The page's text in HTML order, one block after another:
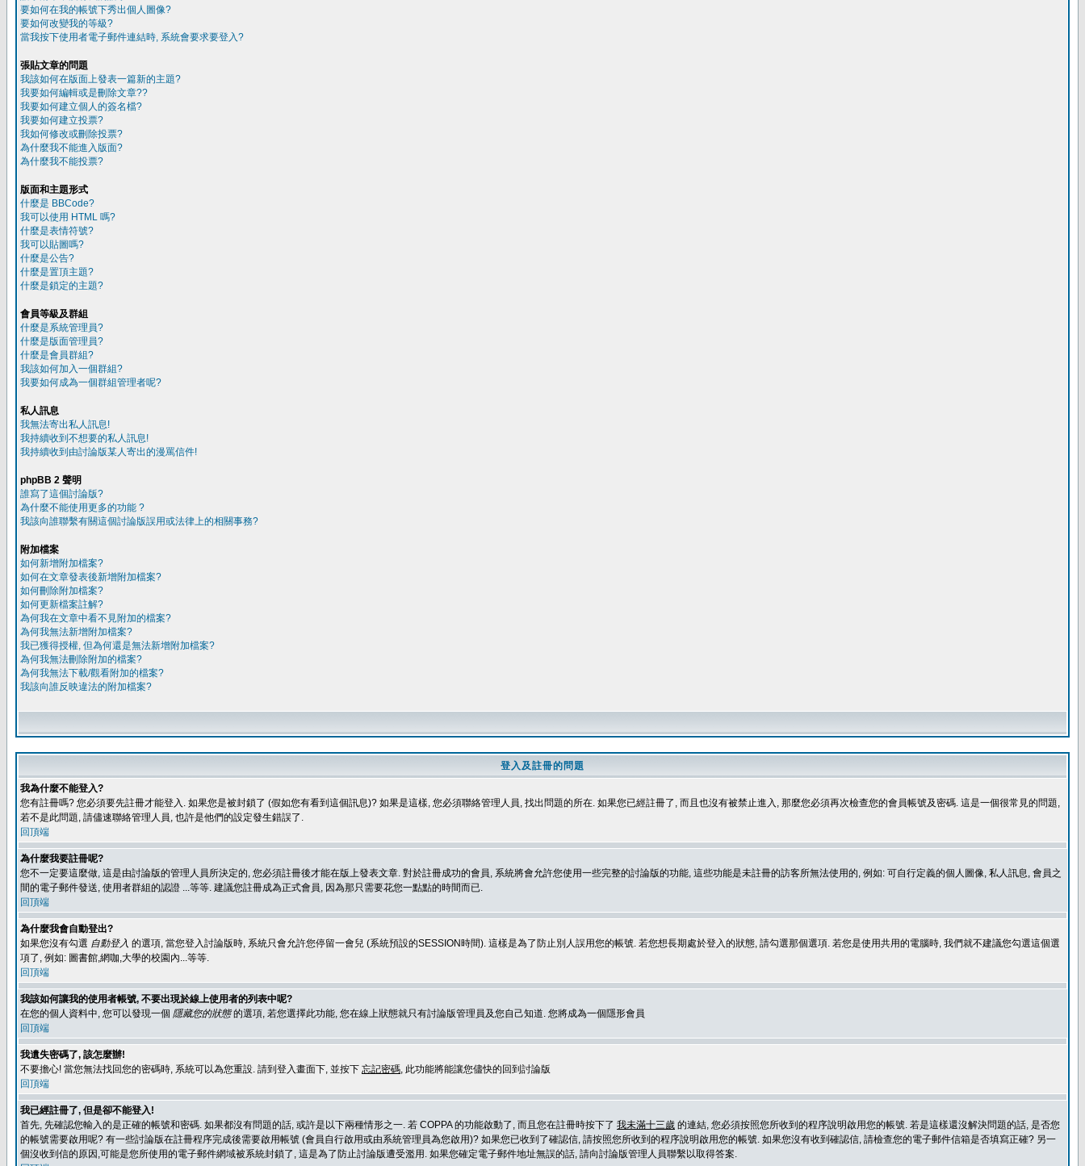
要如何在我的帳號下秀出個人圖像?
要如何改變我的等級?
當我按下使用者電子郵件連結時, 系統會要求要登入?
張貼文章的問題
我該如何在版面上發表一篇新的主題?
我要如何編輯或是刪除文章??
我要如何建立個人的簽名檔?
我要如何建立投票?
我如何修改或刪除投票?
為什麼我不能進入版面?
為什麼我不能投票?
版面和主題形式
什麼是 BBCode?
我可以使用 HTML 嗎?
什麼是表情符號?
我可以貼圖嗎?
什麼是公告?
什麼是置頂主題?
什麼是鎖定的主題?
會員等級及群組
什麼是系統管理員?
什麼是版面管理員?
什麼是會員群組?
我該如何加入一個群組?
我要如何成為一個群組管理者呢?
私人訊息
我無法寄出私人訊息!
我持續收到不想要的私人訊息!
我持續收到由討論版某人寄出的漫罵信件!
phpBB 2 聲明
誰寫了這個討論版?
為什麼不能使用更多的功能 ?
我該向誰聯繫有關這個討論版誤用或法律上的相關事務?
附加檔案
如何新增附加檔案?
如何在文章發表後新增附加檔案?
如何刪除附加檔案?
如何更新檔案註解?
為何我在文章中看不見附加的檔案?
為何我無法新增附加檔案?
我已獲得授權, 但為何還是無法新增附加檔案?
為何我無法刪除附加的檔案?
為何我無法下載/觀看附加的檔案?
我該向誰反映違法的附加檔案?
登入及註冊的問題
我為什麼不能登入?
您有註冊嗎? 您必須要先註冊才能登入. 如果您是被封鎖了 (假如您有看到這個訊息)? 如果是這樣, 您必須聯絡管理人員, 找出問題的所在. 如果您已經註冊了, 而且也沒有被禁止進入, 那麼您必須再次檢查您的會員帳號及密碼. 這是一個很常見的問題,
若不是此問題, 請儘速聯絡管理人員, 也許是他們的設定發生錯誤了.
回頂端
為什麼我要註冊呢?
您不一定要這麼做, 這是由討論版的管理人員所決定的, 您必須註冊後才能在版上發表文章. 對於註冊成功的會員, 系統將會允許您使用一些完整的討論版的功能, 這些功能是未註冊的訪客所無法使用的, 例如: 可自行定義的個人圖像, 私人訊息, 會員之
間的電子郵件發送, 使用者群組的認證 ...等等. 建議您註冊成為正式會員, 因為那只需要花您一點點的時間而已.
回頂端
為什麼我會自動登出?
如果您沒有勾選 自動登入 的選項, 當您登入討論版時, 系統只會允許您停留一會兒 (系統預設的SESSION時間). 這樣是為了防止別人誤用您的帳號. 若您想長期處於登入的狀態, 請勾選那個選項. 若您是使用共用的電腦時, 我們就不建議您勾選這個選
項了, 例如: 圖書館,網咖,大學的校園內...等等.
回頂端
我該如何讓我的使用者帳號, 不要出現於線上使用者的列表中呢?
在您的個人資料中, 您可以發現一個 隱藏您的狀態的選項, 若您選擇此功能, 您在線上狀態就只有討論版管理員及您自己知道. 您將成為一個隱形會員
回頂端
我遺失密碼了, 該怎麼辦!
不要擔心! 當您無法找回您的密碼時, 系統可以為您重設. 請到登入畫面下, 並按下 忘記密碼, 此功能將能讓您儘快的回到討論版
回頂端
我已經註冊了, 但是卻不能登入!
首先, 先確認您輸入的是正確的帳號和密碼. 如果都沒有問題的話, 或許是以下兩種情形之一. 若 COPPA 的功能啟動了, 而且您在註冊時按下了 我未滿十三歲 的連結, 您必須按照您所收到的程序說明啟用您的帳號. 若是這樣還沒解決問題的話, 是否您
的帳號需要啟用呢? 有一些討論版在註冊程序完成後需要啟用帳號 (會員自行啟用或由系統管理員為您啟用)? 如果您已收到了確認信, 請按照您所收到的程序說明啟用您的帳號. 如果您沒有收到確認信, 請檢查您的電子郵件信箱是否填寫正確? 另一
個沒收到信的原因,可能是您所使用的電子郵件網域被系統封鎖了, 這是為了防止討論版遭受濫用. 如果您確定電子郵件地址無誤的話, 請向討論版管理人員聯繫以取得答案.